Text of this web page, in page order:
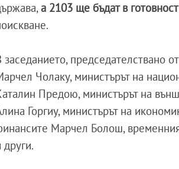
а 2103 ще бъдат в
заседанието, председателствано
Чолаку, министърът на
Предою, министърът на
Горгиу, министърът на
Марчел Болош,
други.